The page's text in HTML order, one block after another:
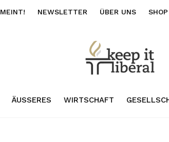
MEINT! NEWSLETTER ÜBER UNS SHOP
ÄUSSERES WIRTSCHAFT